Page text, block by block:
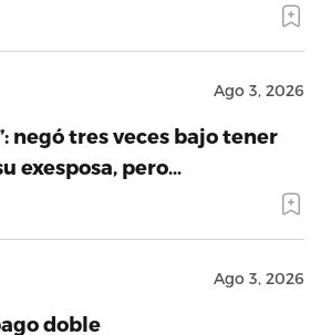
Ago 3, 2026
negó tres veces bajo tener
exesposa, pero…
Ago 3, 2026
doble